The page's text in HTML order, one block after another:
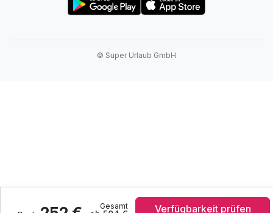
Gesamt Verfügbarkeit prüfen
© Super Urlaub GmbH